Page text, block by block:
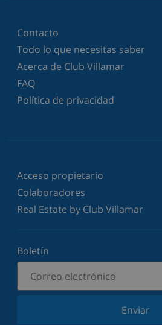
Contacto
Todo lo que necesitas saber
Acerca de Club Villamar
FAQ
Política de privacidad
Acceso propietario
Colaboradores
Real Estate by Club Villamar
Boletín
Enviar